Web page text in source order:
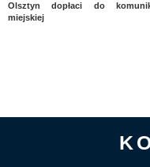
Olsztyn dopłaci do
miejskiej